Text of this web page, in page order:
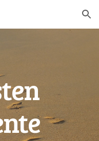
Skip to navigation